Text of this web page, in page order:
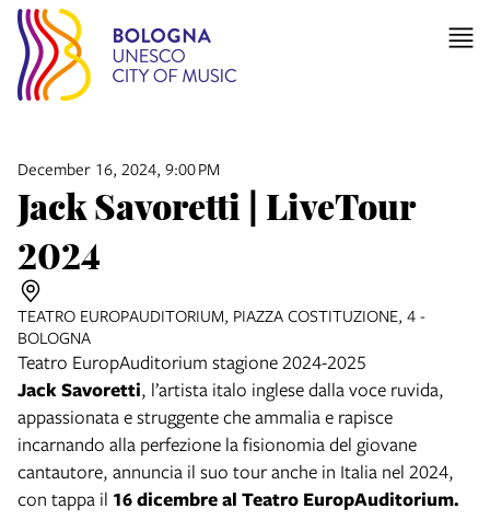
December 16, 2024, 9:00 PM
Jack Savoretti | LiveTour
2024
TEATRO EUROPAUDITORIUM, PIAZZA COSTITUZIONE, 4 -
BOLOGNA
Teatro EuropAuditorium stagione 2024-2025
Jack Savoretti, l’artista italo inglese dalla voce ruvida,
appassionata e struggente che ammalia e rapisce
incarnando alla perfezione la fisionomia del giovane
cantautore, annuncia il suo tour anche in Italia nel 2024,
con tappa il 16 dicembre al Teatro EuropAuditorium.